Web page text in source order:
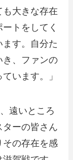
大きな存在
トをしてく
す。自分た
き、ファンの
います。」
遠いところ
ターの皆さん
その存在を感